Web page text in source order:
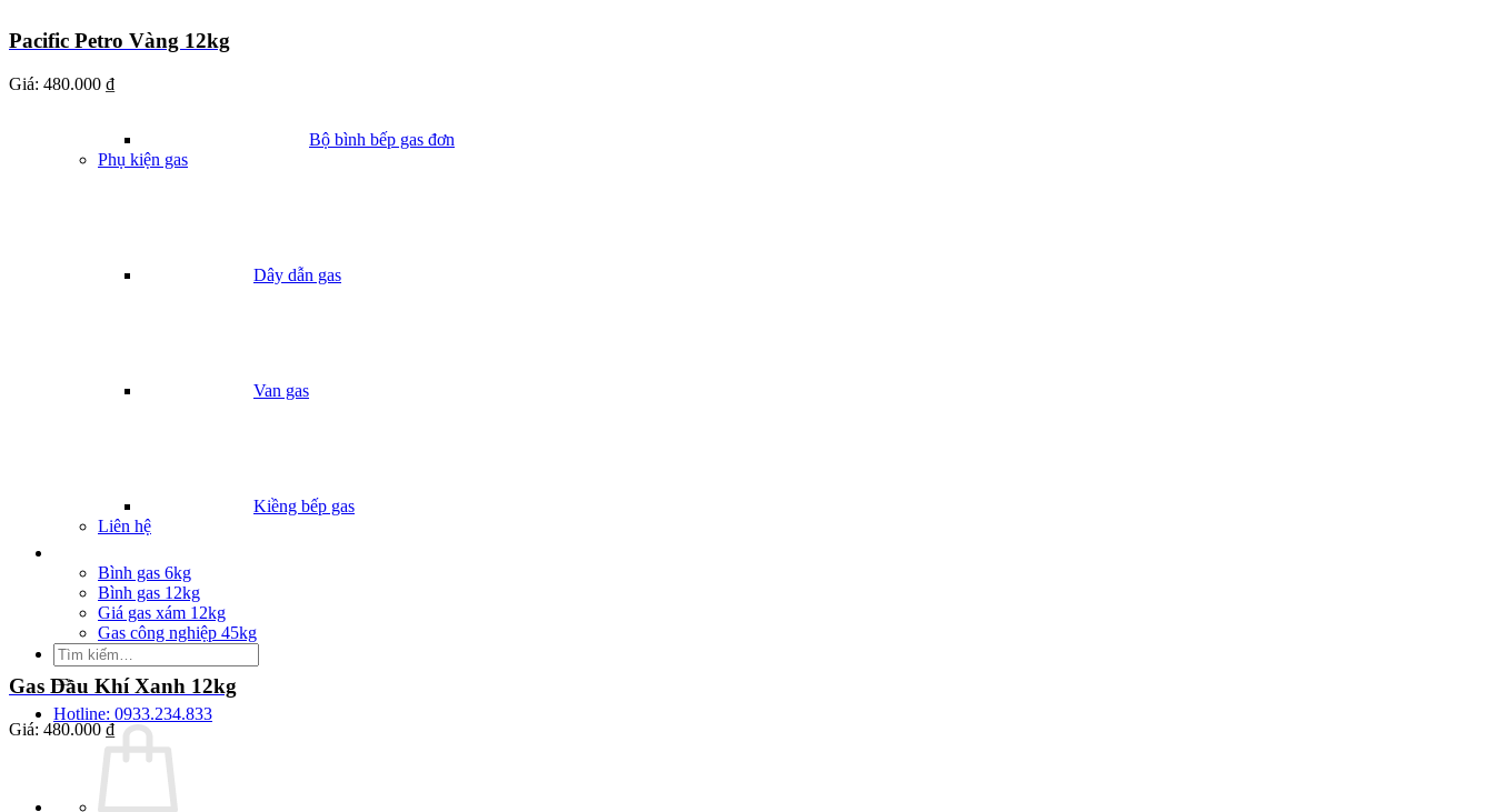
Bộ bình bếp gas đơn
Phụ kiện gas
Dây dẫn gas
Van gas
Kiềng bếp gas
Liên hệ
Bình gas 6kg
Bình gas 12kg
Giá gas xám 12kg
Gas công nghiệp 45kg
Tìm
kiếm:
Hotline: 0933.234.833
Pacific Petro Vàng 12kg
Giá: 480.000 ₫
Gas Dầu Khí Xanh 12kg
Giá: 480.000 ₫